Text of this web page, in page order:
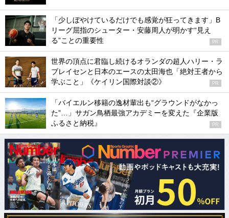
「少しぼやけているだけでも感覚が狂ってきます」B
リーグ屈指のシューター・安藤周人が明かす“見え
る”ことの重要性
PR
世界の頂点に君臨し続けるオランダの超人ハリー・ラ
ブレイセンと日本のエースの太田海也「絶対王者から
学ぶこと」《ケイリン国際対談②》
PR
「バイエルン移籍の逸材輩出も“グラウンドがなかっ
た”…」サガン鳥栖最強アカデミーを変えた『企業版
ふるさと納税』
PR